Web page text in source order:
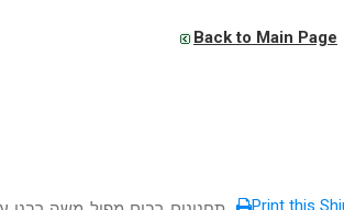
Back to Main Page
Print this